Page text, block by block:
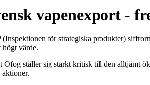
vapenexport -
(Inspektionen för strategiska produkter)
högt värde.
Ofog ställer sig starkt kritisk till den alltjämt